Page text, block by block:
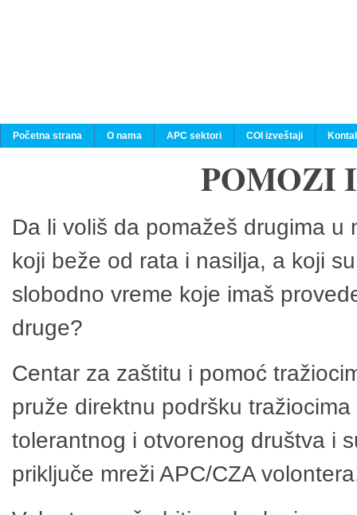
Početna strana O nama APC sektori COI izveštaji
POMOZI
Da li voliš da pomažeš drugima
koji beže od rata i nasilja, a koji
slobodno vreme koje imaš
druge?
Centar za zaštitu i pomoć
pruže direktnu podršku
tolerantnog i otvorenog društva i
priključe mreži APC/CZA